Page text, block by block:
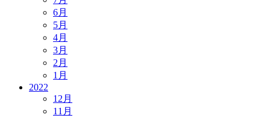
6月
5月
4月
3月
2月
1月
2022
12月
11月